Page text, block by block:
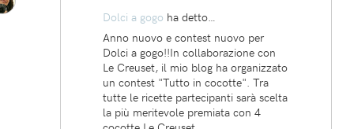
Dolci a gogo ha detto…
Anno nuovo e contest nuovo per
Dolci a gogo!!In collaborazione con
Le Creuset, il mio blog ha organizzato
un contest "Tutto in cocotte". Tra
tutte le ricette partecipanti sarà scelta
la più meritevole premiata con 4